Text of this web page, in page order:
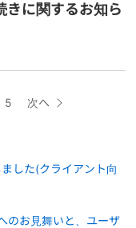
きに関するお知ら
5 次へ
した(クライアント向
のお見舞いと、ユーザ